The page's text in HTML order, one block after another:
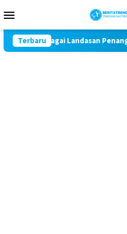
ke
Mobile
Terbaru
sebagai Landasan Penanganan